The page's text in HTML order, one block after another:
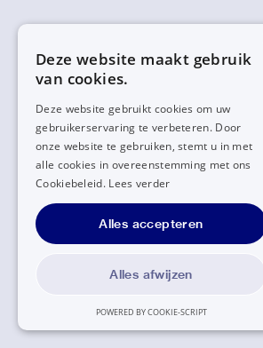
Deze website maakt gebruik
van cookies.
Deze website gebruikt cookies om uw
gebruikerservaring te verbeteren. Door
onze website te gebruiken, stemt u in met
alle cookies in overeenstemming met ons
Cookiebeleid. Lees verder
Alles accepteren
Alles afwijzen
POWERED BY COOKIE-SCRIPT